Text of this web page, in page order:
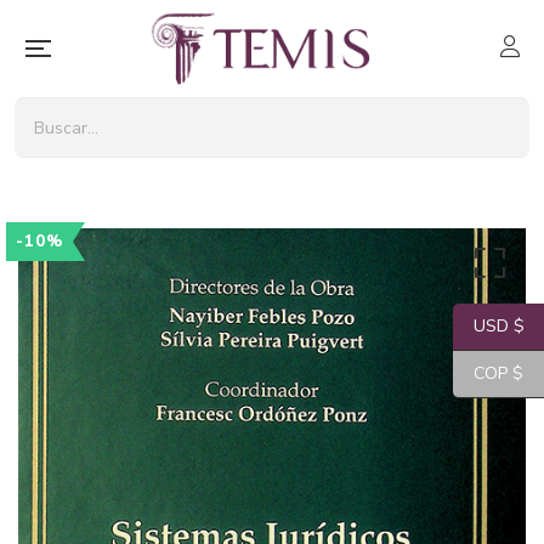
-10%
USD $
COP $